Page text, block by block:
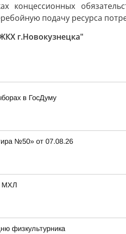
концессионных
подачу ресурса
г.Новокузнецка"
в ГосДуму
№50» от 07.08.26
МХЛ
физкультурника